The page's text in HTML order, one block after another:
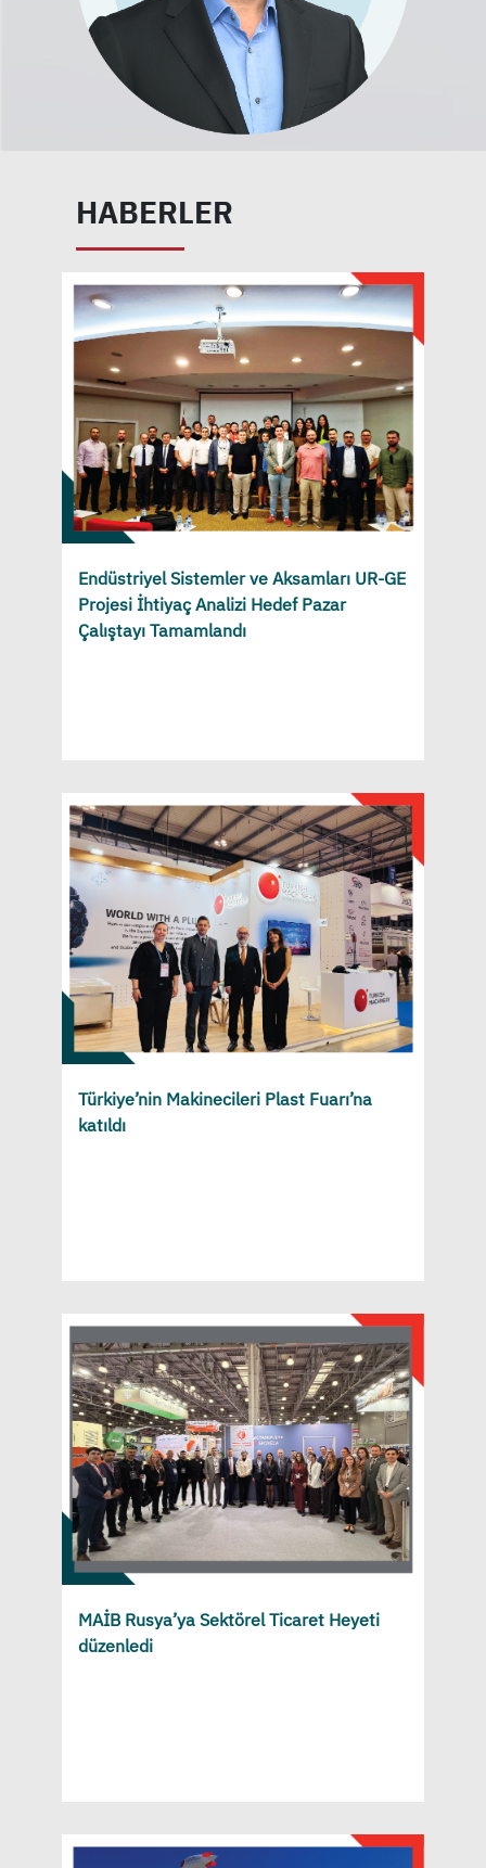
HABERLER
Endüstriyel Sistemler ve Aksamları UR-GE
Projesi İhtiyaç Analizi Hedef Pazar
Çalıştayı Tamamlandı
Türkiye’nin Makinecileri Plast Fuarı’na
katıldı
MAİB Rusya’ya Sektörel Ticaret Heyeti
düzenledi